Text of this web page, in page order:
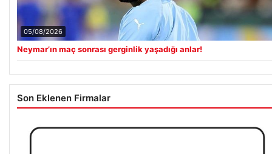
05/08/2026
Neymar’ın maç sonrası gerginlik yaşadığı anlar!
Son Eklenen Firmalar